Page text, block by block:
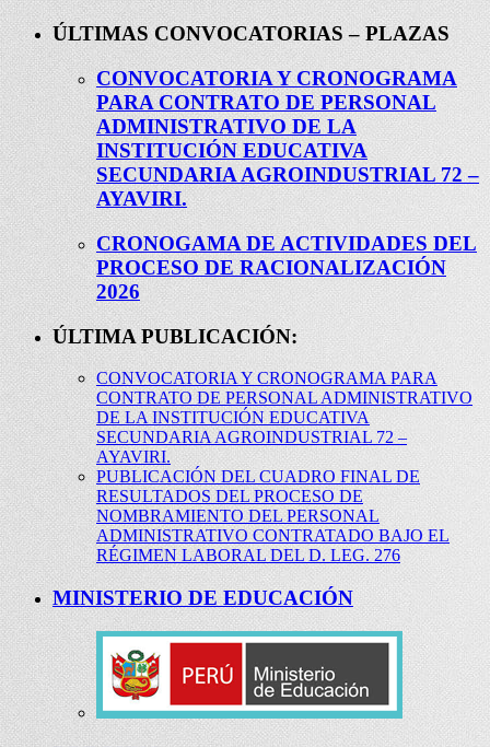
ÚLTIMAS CONVOCATORIAS – PLAZAS
CONVOCATORIA Y CRONOGRAMA
PARA CONTRATO DE PERSONAL
ADMINISTRATIVO DE LA
INSTITUCIÓN EDUCATIVA
SECUNDARIA AGROINDUSTRIAL 72 –
AYAVIRI.
CRONOGAMA DE ACTIVIDADES DEL
PROCESO DE RACIONALIZACIÓN
2026
ÚLTIMA PUBLICACIÓN:
CONVOCATORIA Y CRONOGRAMA PARA
CONTRATO DE PERSONAL ADMINISTRATIVO
DE LA INSTITUCIÓN EDUCATIVA
SECUNDARIA AGROINDUSTRIAL 72 –
AYAVIRI.
PUBLICACIÓN DEL CUADRO FINAL DE
RESULTADOS DEL PROCESO DE
NOMBRAMIENTO DEL PERSONAL
ADMINISTRATIVO CONTRATADO BAJO EL
RÉGIMEN LABORAL DEL D. LEG. 276
MINISTERIO DE EDUCACIÓN